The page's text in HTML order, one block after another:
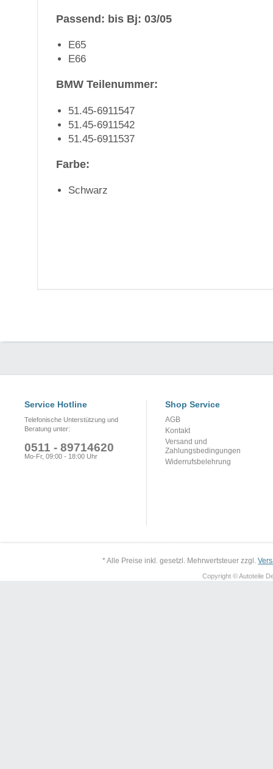
Passend: bis Bj: 03/05
E65
E66
BMW Teilenummer:
51.45-6911547
51.45-6911542
51.45-6911537
Farbe:
Schwarz
Service Hotline
Telefonische Unterstützung und
Beratung unter:
0511 - 89714620
Mo-Fr, 09:00 - 18:00 Uhr
Shop Service
AGB
Kontakt
Versand und
Zahlungsbedingungen
Widerrufsbelehrung
* Alle Preise inkl. gesetzl. Mehrwertsteuer zzgl.
Copyright © Autoteile